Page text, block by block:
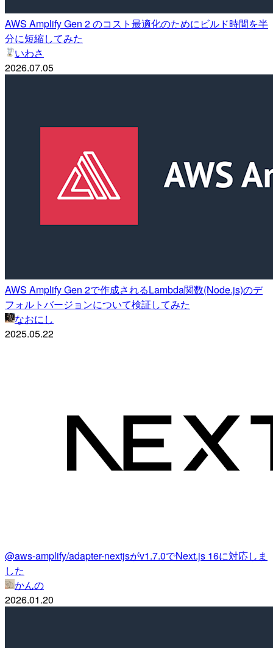
AWS Amplify Gen 2 のコスト最適化のためにビルド時間を半
分に短縮してみた
いわさ
2026.07.05
AWS Amplify Gen 2で作成されるLambda関数(Node.js)のデ
フォルトバージョンについて検証してみた
なおにし
2025.05.22
@aws-amplify/adapter-nextjsがv1.7.0でNext.js 16に対応しま
した
かんの
2026.01.20